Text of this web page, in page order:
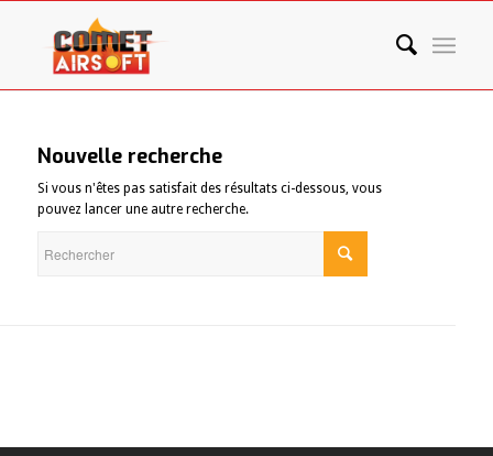
Nouvelle recherche
Si vous n'êtes pas satisfait des résultats ci-dessous, vous
pouvez lancer une autre recherche.